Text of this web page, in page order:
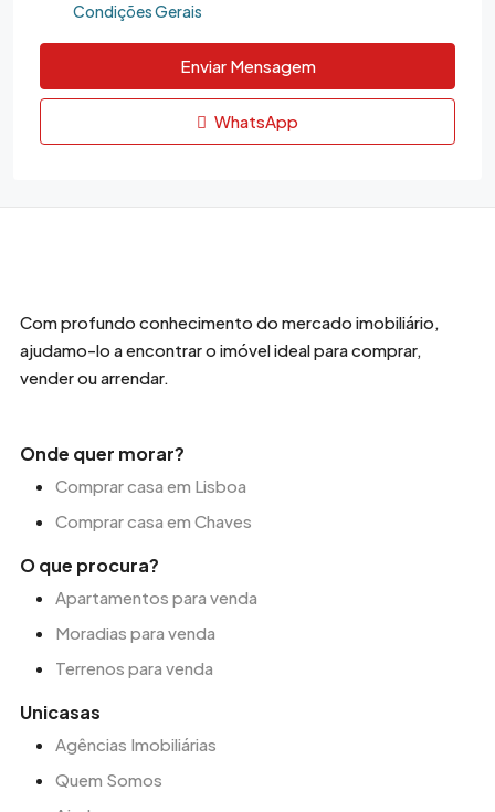
Condições Gerais
Enviar Mensagem
WhatsApp
Com profundo conhecimento do mercado imobiliário,
ajudamo-lo a encontrar o imóvel ideal para comprar,
vender ou arrendar.
Onde quer morar?
Comprar casa em Lisboa
Comprar casa em Chaves
O que procura?
Apartamentos para venda
Moradias para venda
Terrenos para venda
Unicasas
Agências Imobiliárias
Quem Somos